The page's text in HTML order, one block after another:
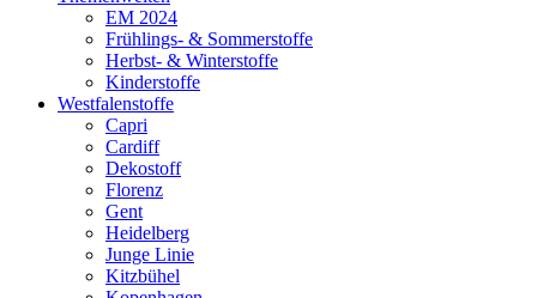
EM 2024
Frühlings- & Sommerstoffe
Herbst- & Winterstoffe
Kinderstoffe
Westfalenstoffe
Capri
Cardiff
Dekostoff
Florenz
Gent
Heidelberg
Junge Linie
Kitzbühel